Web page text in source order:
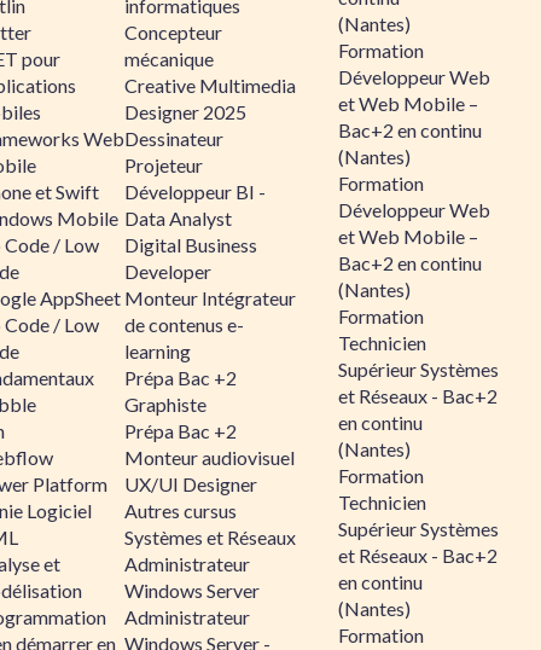
pour
Web
et Swift
Mobile
/ Low
AppSheet
/ Low
Platform
Logiciel
et
démarrer en
informatiques
Concepteur
mécanique
Creative Multimedia
Designer 2025
Dessinateur
Projeteur
Développeur BI -
Data Analyst
Digital Business
Developer
Monteur Intégrateur
de contenus e-
learning
Prépa Bac +2
Graphiste
Prépa Bac +2
Monteur audiovisuel
UX/UI Designer
Autres cursus
Systèmes et Réseaux
Administrateur
Windows Server
Administrateur
Windows Server -
(Nantes)
Formation
Développeur Web
et Web Mobile –
Bac+2 en continu
(Nantes)
Formation
Développeur Web
et Web Mobile –
Bac+2 en continu
(Nantes)
Formation
Technicien
Supérieur Systèmes
et Réseaux - Bac+2
en continu
(Nantes)
Formation
Technicien
Supérieur Systèmes
et Réseaux - Bac+2
en continu
(Nantes)
Formation